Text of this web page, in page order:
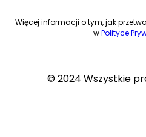
Więcej informacji o tym, jak
wPolityce
© 2024 Wszystkie